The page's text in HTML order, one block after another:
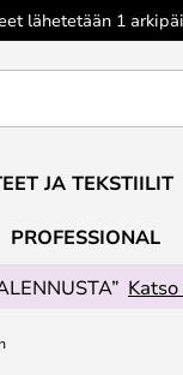
lähetetään 1
JA TEKSTIILIT
PROFESSIONAL